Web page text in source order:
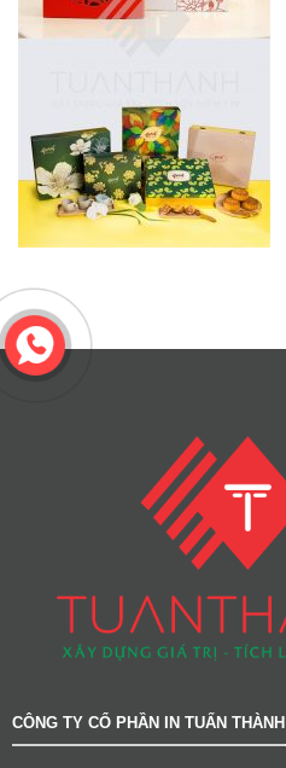
CÔNG TY CỔ PHẦN IN TUẤN THÀNH